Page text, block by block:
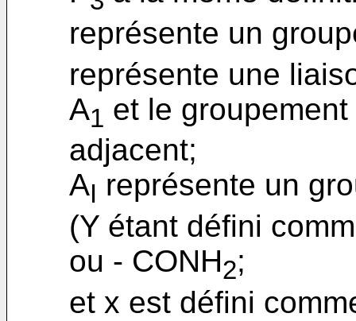
représente un
représente une
A1 et le
adjacent;
AI représente un
(Y étant défini
ou - CONH2;
et x est défini